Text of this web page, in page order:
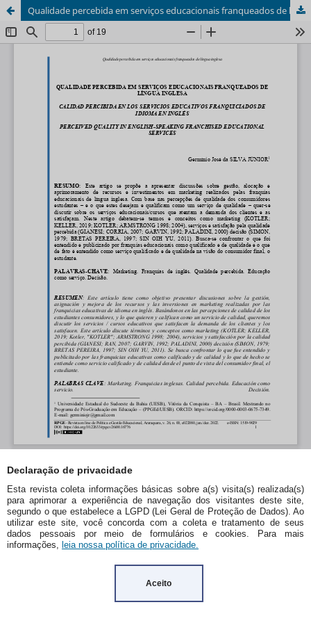
Declaração de privacidade
Esta revista coleta informações básicas sobre a(s) visita(s) realizada(s)
para aprimorar a experiência de navegação dos visitantes deste site,
segundo o que estabelece a LGPD (Lei Geral de Proteção de Dados). Ao
utilizar este site, você concorda com a coleta e tratamento de seus
dados pessoais por meio de formulários e cookies. Para mais
informações, leia nossa política de privacidade.
Aceito
Qualidade percebida em serviços educacionais franqueados de língua inglesa